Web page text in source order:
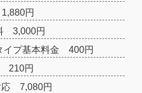
円
3,000円
イプ基本料金 400円
210円
7,080円